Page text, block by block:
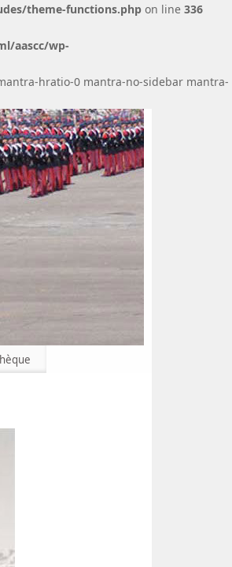
theme-functions.php on line 336
aascc/wp-
hratio-0 mantra-no-sidebar mantra-